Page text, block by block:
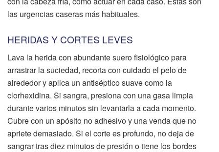
las urgencias caseras más habituales.
HERIDAS Y CORTES LEVES
Lava la herida con abundante suero fisiológico para
arrastrar la suciedad, recorta con cuidado el pelo de
alrededor y aplica un antiséptico suave como la
clorhexidina. Si sangra, presiona con una gasa limpia
durante varios minutos sin levantarla a cada momento.
Cubre con un apósito no adhesivo y una venda que no
apriete demasiado. Si el corte es profundo, no deja de
sangrar tras diez minutos de presión o tiene los bordes